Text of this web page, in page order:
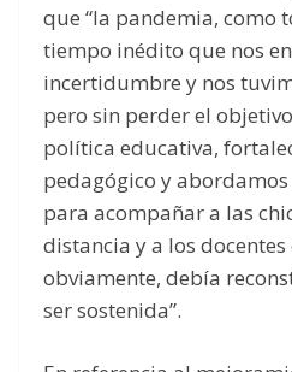
que “la pandemia, como
tiempo inédito que nos
incertidumbre y nos
pero sin perder el
política educativa,
pedagógico y
para acompañar a las
distancia y a los
obviamente, debía
ser sostenida”.